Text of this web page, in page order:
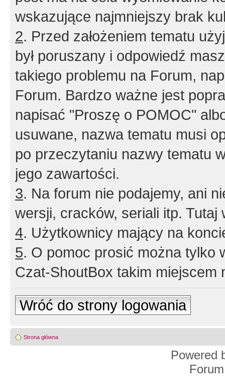
wskazujące najmniejszy brak
2. Przed założeniem tematu
był poruszany i odpowiedź
takiego problemu na Forum,
Forum. Bardzo ważne jest
napisać "Proszę o POMOC"
usuwane, nazwa tematu musi
po przeczytaniu nazwy tematu
jego zawartości.
3. Na forum nie podajemy, ani
wersji, cracków, seriali itp. Tutaj
4. Użytkownicy mający na
5. O pomoc prosić można tylko
Czat-ShoutBox takim miejscem
Wróć do strony logowania
Strona główna
Powered